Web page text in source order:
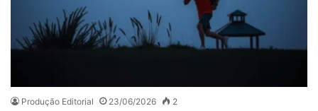
Produção Editorial 23/06/2026 2